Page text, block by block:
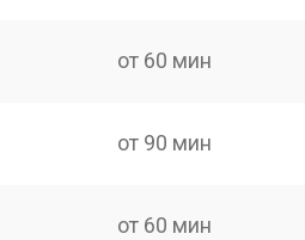
от 60 мин
от 90 мин
от 60 мин